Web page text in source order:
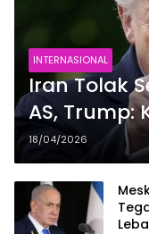
INTERNASIONAL
Iran Tolak
AS, Trump:
Paksa
18/04/2026